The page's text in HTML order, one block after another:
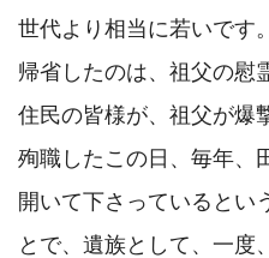
世代より相当に若いです。
帰省したのは、祖父の慰
住民の皆様が、祖父が爆
殉職したこの日、毎年、
開いて下さっているとい
とで、遺族として、一度